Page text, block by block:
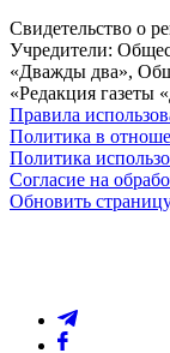
Свидетельство о
Учредители:
«Дважды два»,
«Редакция газеты
Правила
Политика в
Политика
Согласие на
Обновить